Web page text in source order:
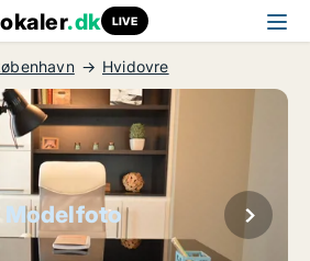
.dk LIVE
Hvidovre
Modelfoto